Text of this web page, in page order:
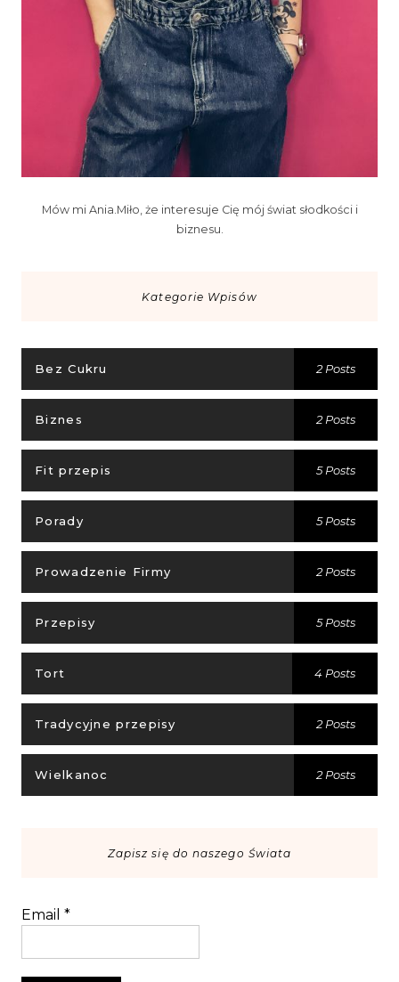
Mów mi Ania.Miło, że interesuje Cię mój świat słodkości i
biznesu.
Kategorie Wpisów
Bez Cukru 2 Posts
Biznes 2 Posts
Fit przepis 5 Posts
Porady 5 Posts
Prowadzenie Firmy 2 Posts
Przepisy 5 Posts
Tort 4 Posts
Tradycyjne przepisy 2 Posts
Wielkanoc 2 Posts
Zapisz się do naszego Świata
Email *